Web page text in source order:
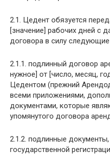
2.1. Цедент обязуется
[значение] рабочих дней с
договора в силу
2.1.1. подлинный договор
нужное] от [число, месяц,
Цедентом (прежний
всеми приложениями,
документами, которые
упомянутого договора
2.1.2. подлинные
государственной